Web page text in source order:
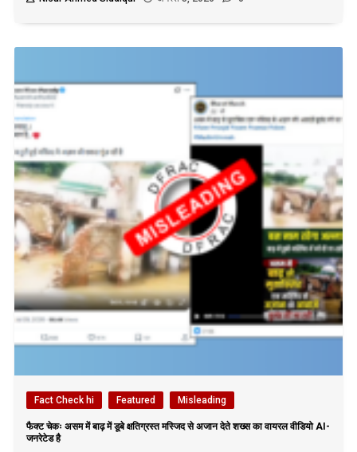
Fact Check hi Featured Misleading
फैक्ट चेकः असम में बाढ़ में डूबे क्षतिग्रस्त मस्जिद से अजान देते शख्स का वायरल वीडियो AI-
जनरेटेड है